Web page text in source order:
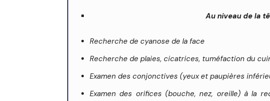
Au niveau de la
Recherche de cyanose de la face
Recherche de plaies, cicatrices, tuméfaction du
Examen des conjonctives (yeux et paupières
Examen des orifices (bouche, nez, oreille) à la